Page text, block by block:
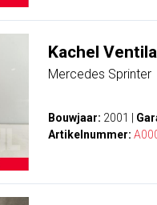
Kachel
Mercedes Sprinter
Bouwjaar: 2001
Artikelnummer: